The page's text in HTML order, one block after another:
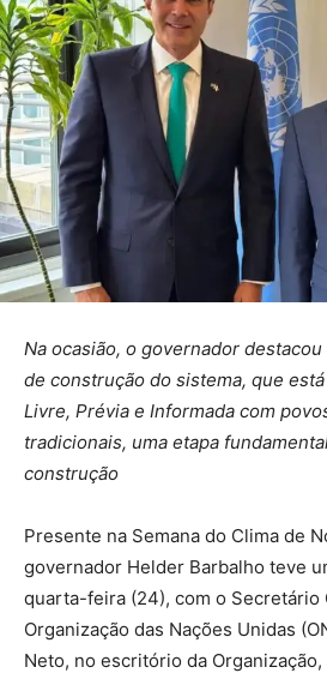
Na ocasião, o governador
de construção do sistema, que
Livre, Prévia e Informada com
tradicionais, uma etapa
construção
Presente na Semana do Clima de
governador Helder Barbalho teve
quarta-feira (24), com o Secretário
Organização das Nações Unidas
Neto, no escritório da